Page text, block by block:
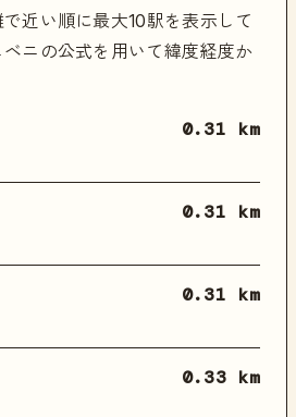
近い順に最大10駅を表示して
ニの公式を用いて緯度経度か
0.31 km
0.31 km
0.31 km
0.33 km